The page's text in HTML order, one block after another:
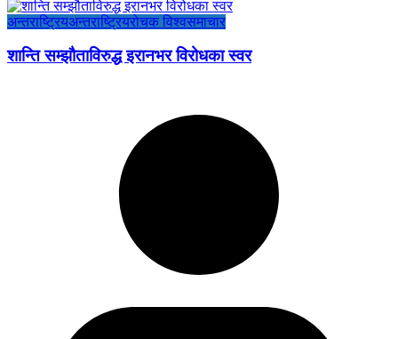
अन्तराष्ट्रियअन्तराष्ट्रियरोचक विश्वसमाचार
शान्ति सम्झौताविरुद्ध इरानभर विरोधका स्वर